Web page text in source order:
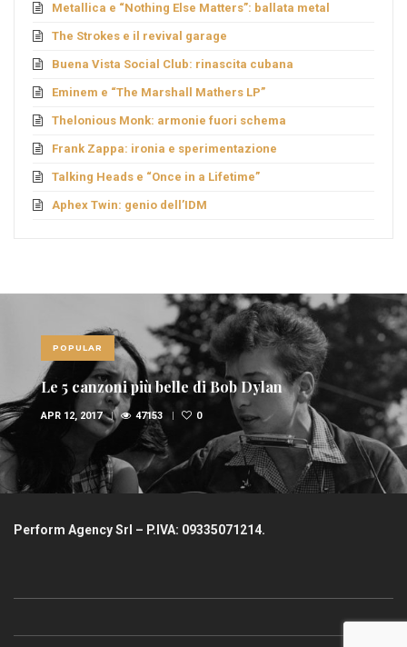
Metallica e “Nothing Else Matters”: ballata metal
The Strokes e il revival garage
Buena Vista Social Club: rinascita cubana
Eminem e “The Marshall Mathers LP”
Thelonious Monk: armonie fuori schema
Frank Zappa: ironia e sperimentazione
Talking Heads e “Once in a Lifetime”
Aphex Twin: genio dell’IDM
POPULAR
Le 5 canzoni più belle di Bob Dylan
APR 12, 2017 47153 0
Perform Agency Srl – P.IVA: 09335071214.